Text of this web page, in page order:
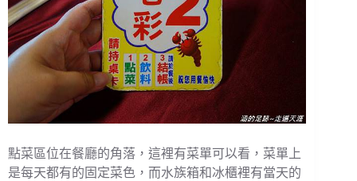
點菜區位在餐廳的角落，這裡有菜單可以看，菜單上
是每天都有的固定菜色，而水族箱和冰櫃裡有當天的